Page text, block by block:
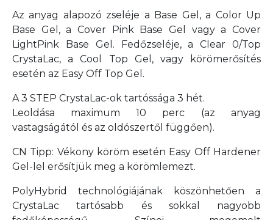
Az anyag alapozó zseléje a Base Gel, a Color Up
Base Gel, a Cover Pink Base Gel vagy a Cover
LightPink Base Gel. Fedőzseléje, a Clear 0/Top
CrystaLac, a Cool Top Gel, vagy körömerősítés
esetén az Easy Off Top Gel.
A 3 STEP CrystaLac-ok tartóssága 3 hét.
Leoldása maximum 10 perc
(az anyag
vastagságától és az oldószertől függően).
CN Tipp: Vékony köröm esetén Easy Off Hardener
Gel-lel erősítjük meg a körömlemezt.
PolyHybrid technológiájának köszönhetően a
CrystaLac tartósabb és sokkal nagyobb